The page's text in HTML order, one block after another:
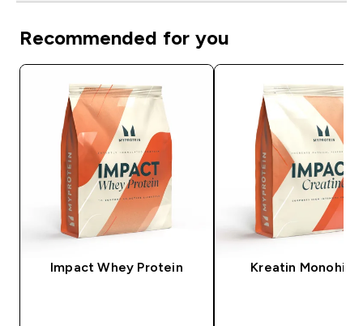
Recommended for you
Impact Whey Protein Kreatin